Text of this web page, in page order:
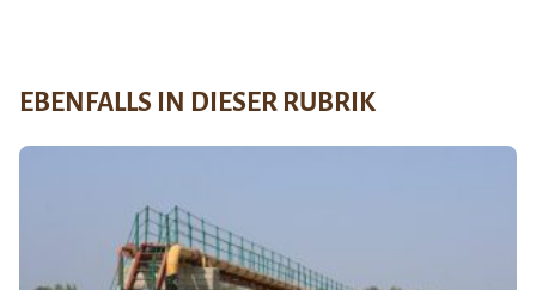
EBENFALLS IN DIESER RUBRIK